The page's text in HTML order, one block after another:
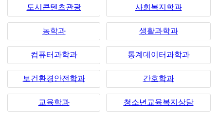
도시콘텐츠관광 사회복지학과
농학과 생활과학과
컴퓨터과학과 통계데이터과학과
보건환경안전학과 간호학과
교육학과 청소년교육복지상담